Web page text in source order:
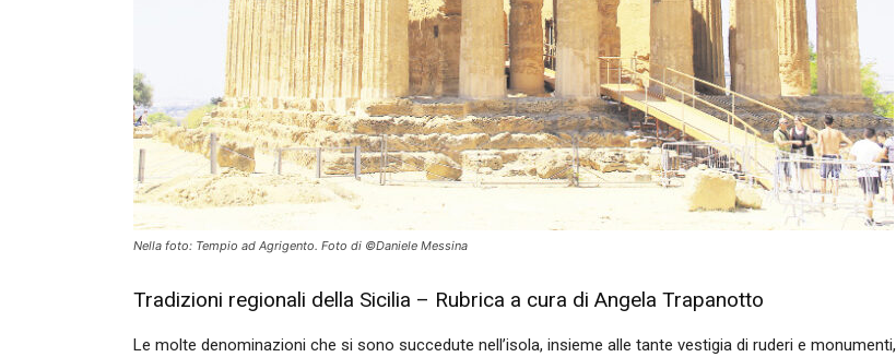
Nella foto: Tempio ad Agrigento. Foto di ©Daniele Messina
Tradizioni regionali della Sicilia – Rubrica a cura di Angela Trapanotto
Le molte denominazioni che si sono succedute nell’isola, insieme alle tante vestigia di ruderi e monumenti,